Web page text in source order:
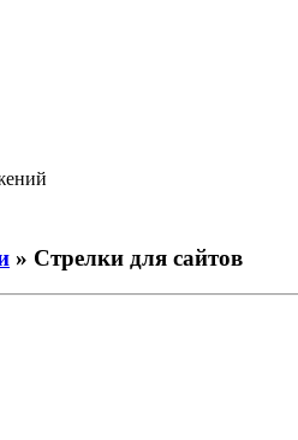
» Стрелки для сайтов